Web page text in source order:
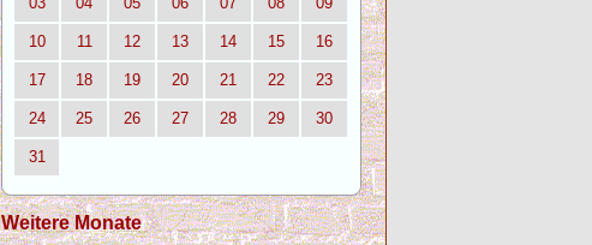
10 11 12 13 14 15 16
17 18 19 20 21 22 23
24 25 26 27 28 29 30
31
Weitere Monate